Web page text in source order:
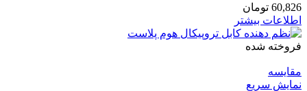
60,826 تومان
اطلاعات بیشتر
فروخته شده
مقايسه
نمایش سریع